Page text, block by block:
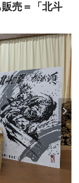
売＝「北斗